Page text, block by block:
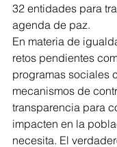
32 entidades para
agenda de paz.
En materia de
retos pendientes
programas sociales
mecanismos de
transparencia para
impacten en la
necesita. El